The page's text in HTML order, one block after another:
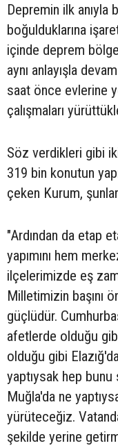
Depremin ilk anıyla
boğulduklarına
içinde deprem
aynı anlayışla
saat önce evlerine
çalışmaları
Söz verdikleri gibi
319 bin konutun
çeken Kurum,
"Ardından da etap
yapımını hem
ilçelerimizde eş
Milletimizin başını
güçlüdür.
afetlerde olduğu
olduğu gibi
yaptıysak hep
Muğla'da ne
yürüteceğiz.
şekilde yerine